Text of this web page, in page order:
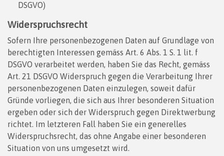
DSGVO)
Widerspruchsrecht
Sofern Ihre personenbezogenen Daten auf Grundlage von
berechtigten Interessen gemäss Art. 6 Abs. 1 S. 1 lit. f
DSGVO verarbeitet werden, haben Sie das Recht, gemäss
Art. 21 DSGVO Widerspruch gegen die Verarbeitung Ihrer
personenbezogenen Daten einzulegen, soweit dafür
Gründe vorliegen, die sich aus Ihrer besonderen Situation
ergeben oder sich der Widerspruch gegen Direktwerbung
richtet. Im letzteren Fall haben Sie ein generelles
Widerspruchsrecht, das ohne Angabe einer besonderen
Situation von uns umgesetzt wird.